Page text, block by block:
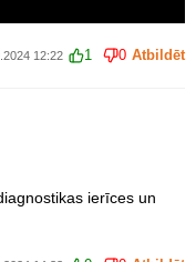
12:22 1 0 Atbildēt
ierīces un